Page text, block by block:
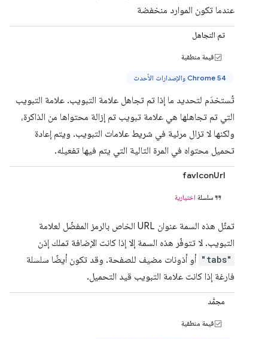
عندما تكون الموارد منخفضة
تم التجاهل
قيمة منطقية
Chrome 54 والإصدارات الأحدث
تُستخدَم لتحديد ما إذا تم تجاهل علامة التبويب. علامة التبويب
التي تم تجاهلها هي علامة تبويب تم إزالة محتواها من الذاكرة،
ولكنها لا تزال مرئية في شريط علامات التبويب. ويتم إعادة
تحميل محتواه في المرة التالية التي يتم فيها تفعيله.
favIconUrl
سلسلة اختيارية
تمثّل هذه السمة عنوان URL الخاص بالرمز المفضّل لعلامة
التبويب. لا تتوفّر هذه السمة إلا إذا كانت الإضافة تملك إذن
"tabs" أو أذونات مضيف للصفحة. وقد تكون أيضًا سلسلة
فارغة إذا كانت علامة التبويب قيد التحميل.
مجمَّد
قيمة منطقية